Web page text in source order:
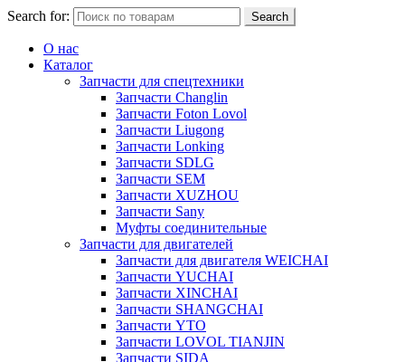
Search for: Search
О нас
Каталог
Запчасти для спецтехники
Запчасти Changlin
Запчасти Foton Lovol
Запчасти Liugong
Запчасти Lonking
Запчасти SDLG
Запчасти SEM
Запчасти XUZHOU
Запчасти Sany
Муфты соединительные
Запчасти для двигателей
Запчасти для двигателя WEICHAI
Запчасти YUCHAI
Запчасти XINCHAI
Запчасти SHANGCHAI
Запчасти YTO
Запчасти LOVOL TIANJIN
Запчасти SIDA